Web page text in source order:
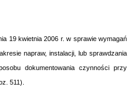
19 kwietnia 2006 r. w sprawie wymagań
napraw, instalacji, lub sprawdzania
dokumentowania czynności przy
511).